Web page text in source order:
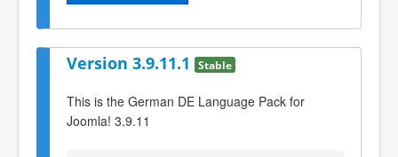
Version 3.9.11.1 Stable
This is the German DE Language Pack for
Joomla! 3.9.11